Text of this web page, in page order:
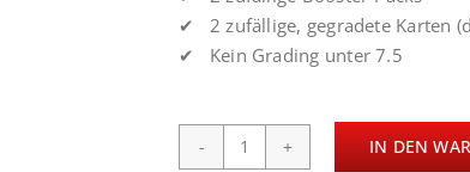
✔
2 zufällige, gegradete Karten
✔
Kein Grading unter 7.5
Mystery
IN DEN